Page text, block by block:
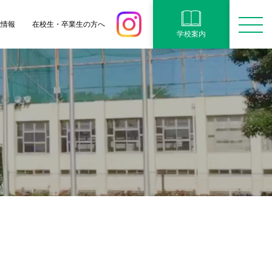
報
在校生・卒業生の方へ
学校案内